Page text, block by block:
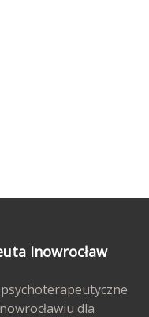
Inowrocław
dla